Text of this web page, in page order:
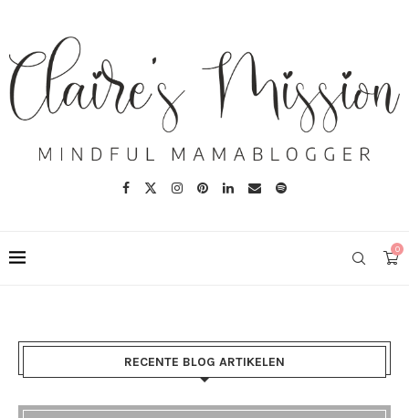
0
RECENTE BLOG ARTIKELEN